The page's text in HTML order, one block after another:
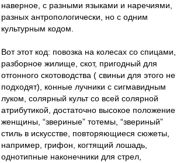
наверное, с разными языками и наречиями,
разных антропологически, но с одним
культурным кодом.
Вот этот код: повозка на колесах со спицами,
разборное жилище, скот, пригодный для
отгонного скотоводства ( свиньи для этого не
подходят), конные лучники с сигмавидным
луком, солярный культ со всей солярной
атрибутикой, достаточно высокое положение
женщины, “звериные” тотемы, “звериный”
стиль в искусстве, повторяющиеся сюжеты,
например, грифон, когтящий лошадь,
однотипные наконечники для стрел,